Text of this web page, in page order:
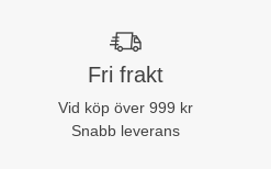
Fri frakt
Vid köp över 999 kr
Snabb leverans